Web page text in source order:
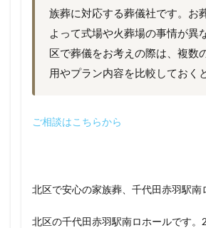
族葬に対応する葬儀社です。お
よって式場や火葬場の事情が異
区で葬儀をお考えの際は、複数
用やプラン内容を比較しておく
ご相談はこちらから
北区で安心の家族葬、千代田赤羽駅南
北区の千代田赤羽駅南ロホールです。